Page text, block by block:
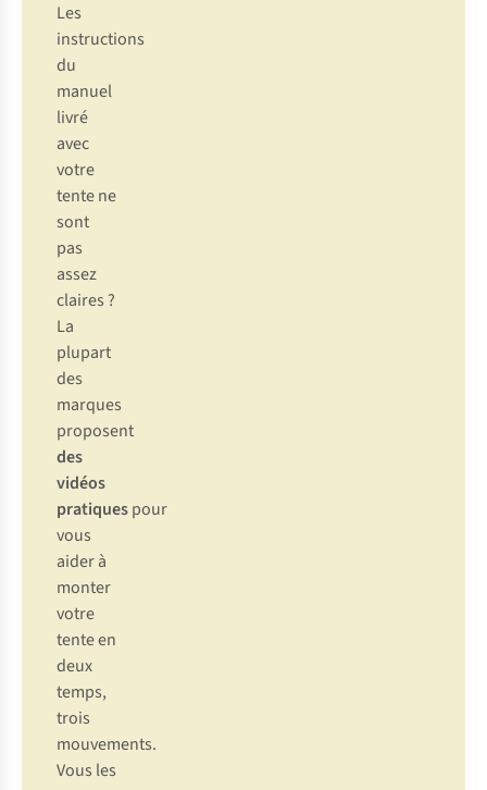
Les
instructions
du
manuel
livré
avec
votre
tente ne
sont
pas
assez
claires ?
La
plupart
des
marques
proposent
des
vidéos
pratiquespour
vous
aider à
monter
votre
tente en
deux
temps,
trois
mouvements.
Vous les